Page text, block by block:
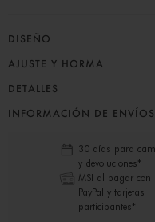
DISEÑO
AJUSTE Y HORMA
DETALLES
INFORMACIÓN DE ENVÍOS
30 días para
y devoluciones*
MSI al pagar con
PayPal y tarjetas
participantes*